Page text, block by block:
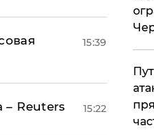
15:39
– Reuters 15:22